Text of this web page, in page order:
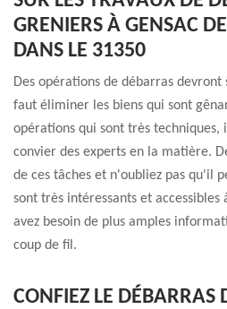
GRENIERS À GENSAC
DANS LE 31350
Des opérations de débarras devront
faut éliminer les biens qui sont
opérations qui sont très techniques,
convier des experts en la matière.
de ces tâches et n'oubliez pas qu'il
sont très intéressants et accessibles
avez besoin de plus amples
coup de fil.
CONFIEZ LE DÉBARRAS